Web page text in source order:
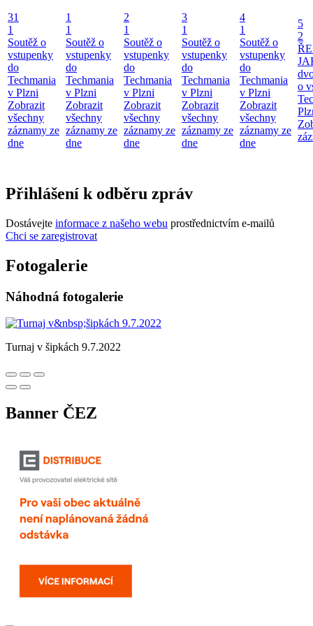
31
1
Soutěž o
vstupenky
do
Techmania
v Plzni
Zobrazit
všechny
záznamy ze
dne
1
1
Soutěž o
vstupenky
do
Techmania
v Plzni
Zobrazit
všechny
záznamy ze
dne
2
1
Soutěž o
vstupenky
do
Techmania
v Plzni
Zobrazit
všechny
záznamy ze
dne
3
1
Soutěž o
vstupenky
do
Techmania
v Plzni
Zobrazit
všechny
záznamy ze
dne
4
1
Soutěž o
vstupenky
do
Techmania
v Plzni
Zobrazit
všechny
záznamy ze
dne
5
2
o
Přihlášení k odběru zpráv
Dostávejte informace z našeho webu prostřednictvím e-mailů
Chci se zaregistrovat
Fotogalerie
Náhodná fotogalerie
Turnaj v šipkách 9.7.2022
Banner ČEZ